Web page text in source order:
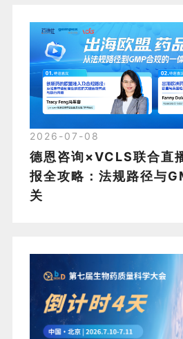
2026-07-08
德恩咨询×VCLS联合直
报全攻略：法规路径与
关